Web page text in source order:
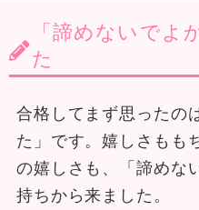
「諦めないでよ
た
合格してまず思ったの
た」です。嬉しさもも
の嬉しさも、「諦めな
持ちから来ました。